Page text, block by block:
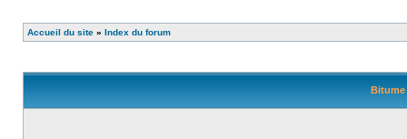
Accueil du site » Index du forum
Bitume